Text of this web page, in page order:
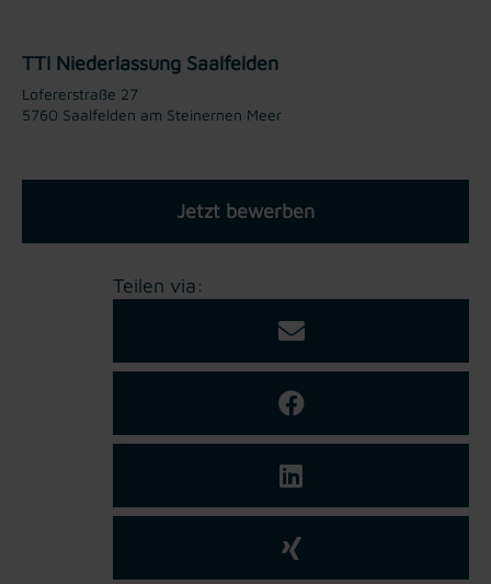
TTI Niederlassung Saalfelden
Lofererstraße 27
5760 Saalfelden am Steinernen Meer
Jetzt bewerben
Teilen via: